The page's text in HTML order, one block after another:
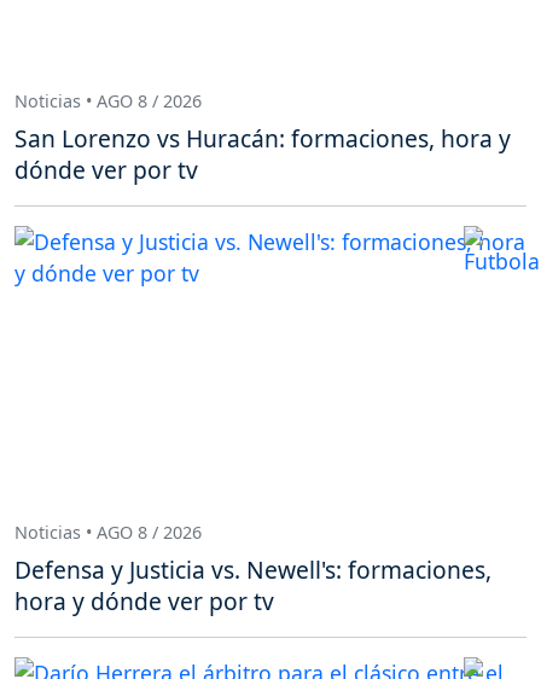
Noticias • AGO 8 / 2026
San Lorenzo vs Huracán: formaciones, hora y
dónde ver por tv
Noticias • AGO 8 / 2026
Defensa y Justicia vs. Newell's: formaciones,
hora y dónde ver por tv